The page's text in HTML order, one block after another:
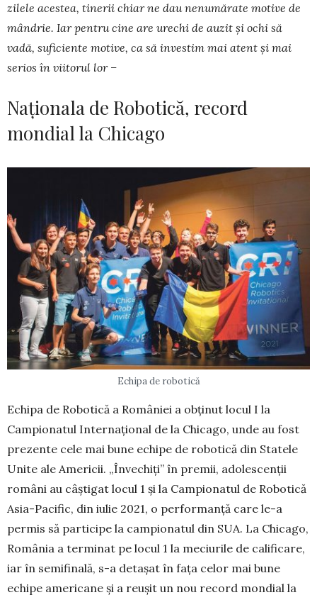
zilele acestea, tinerii chiar ne dau nenumărate motive de
mândrie. Iar pentru cine are urechi de auzit și ochi să
vadă, suficiente mo­tive, ca să investim mai atent și mai
serios în viitorul lor –
Naționala de Robotică, record
mondial la Chicago
Echipa de robotică
Echipa de Robotică a României a obţinut locul I la
Campionatul Internaţional de la Chi­cago, unde au fost
prezente cele mai bune echi­­pe de robotică din Statele
Unite ale Ame­ricii. „Învechiți” în premii, adolescenții
români au câștigat locul 1 și la Campionatul de Robotică
Asia-Pacific, din iulie 2021, o performanță care le-a
permis să participe la campionatul din SUA. La Chicago,
România a terminat pe locul 1 la meciurile de ca­lificare,
iar în semifinală, s-a detaşat în faţa celor mai bune
echipe americane şi a reuşit un nou record mondial la